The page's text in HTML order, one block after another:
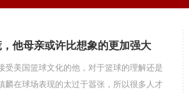
他母亲或许比想象的更加强大
受美国篮球文化的他，对于篮球的理解还是
麟在球场表现的太过于嚣张，所以很多人才